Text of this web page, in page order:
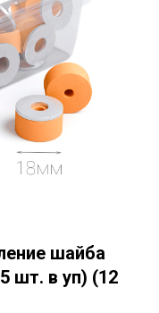
шайба
шт. в уп) (12